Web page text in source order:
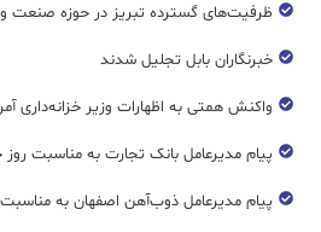
ظرفیت‌های گسترده‌ تبریز در حوزه صنعت و
خبرنگاران بابل تجلیل شدند
واکنش همتی به اظهارات وزیر خزانه‌داری
پیام مدیرعامل بانک تجارت به مناسبت روز
پیام مدیرعامل ذوب‌آهن اصفهان به مناسبت